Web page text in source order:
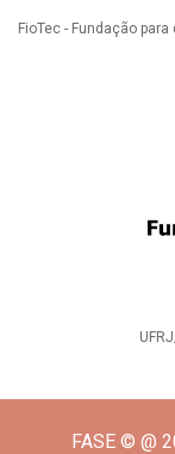
FioTec - Fundação
FASE © @